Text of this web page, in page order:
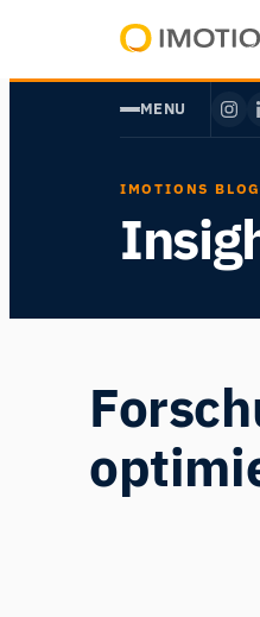
springen
Human
MENU
IMOTIONS BLOG